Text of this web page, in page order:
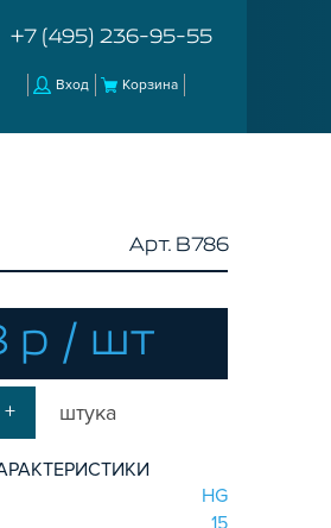
+7 (495) 236-95-55
Вход Корзина
Арт. B786
р / шт
+ штука
HG
15